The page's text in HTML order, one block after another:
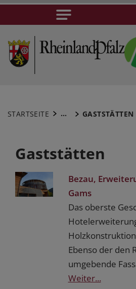
STARTSEITE ... GASTSTÄTTEN
Gaststätten
Bezau,
Gams
Das oberste
Ebenso der den
umgebende
Weiter...